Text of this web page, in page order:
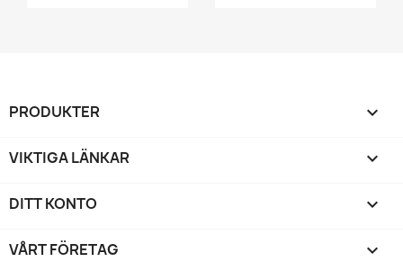
PRODUKTER 
VIKTIGA LÄNKAR 
DITT KONTO 
VÅRT FÖRETAG keyboard_arrow_down